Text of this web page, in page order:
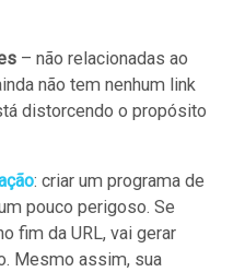
– não relacionadas ao
não tem nenhum link
distorcendo o propósito
: criar um programa de
pouco perigoso. Se
fim da URL, vai gerar
Mesmo assim, sua